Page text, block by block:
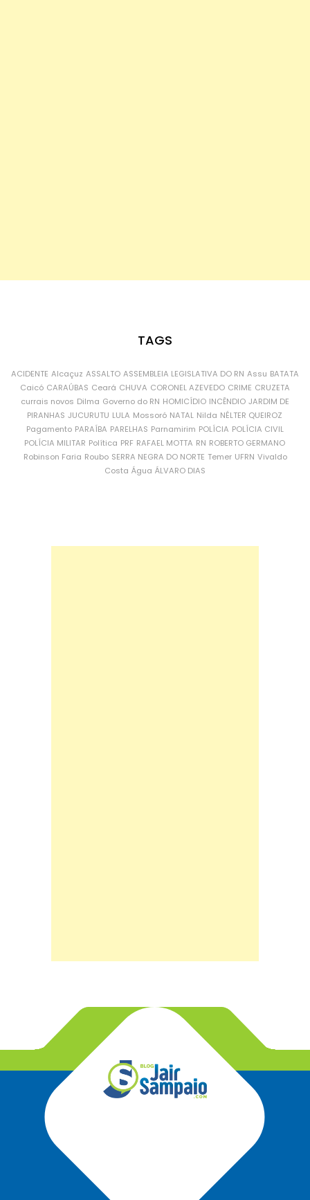
TAGS
ACIDENTE Alcaçuz ASSALTO ASSEMBLEIA LEGISLATIVA DO RN Assu BATATA
Caicó CARAÚBAS Ceará CHUVA CORONEL AZEVEDO CRIME CRUZETA
currais novos Dilma Governo do RN HOMICÍDIO INCÊNDIO JARDIM DE
PIRANHAS JUCURUTU LULA Mossoró NATAL Nilda NÉLTER QUEIROZ
Pagamento PARAÍBA PARELHAS Parnamirim POLÍCIA POLÍCIA CIVIL
POLÍCIA MILITAR Política PRF RAFAEL MOTTA RN ROBERTO GERMANO
Robinson Faria Roubo SERRA NEGRA DO NORTE Temer UFRN Vivaldo
Costa Água ÁLVARO DIAS